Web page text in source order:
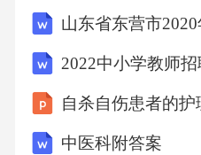
山东省东营市
自杀自伤患者的护
中医科附答案